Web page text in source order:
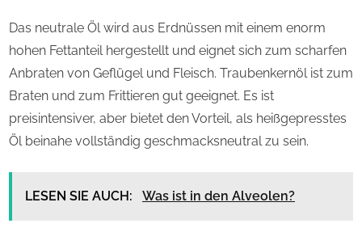
Das neutrale Öl wird aus Erdnüssen mit einem enorm
hohen Fettanteil hergestellt und eignet sich zum scharfen
Anbraten von Geflügel und Fleisch. Traubenkernöl ist zum
Braten und zum Frittieren gut geeignet. Es ist
preisintensiver, aber bietet den Vorteil, als heißgepresstes
Öl beinahe vollständig geschmacksneutral zu sein.
LESEN SIE AUCH: Was ist in den Alveolen?